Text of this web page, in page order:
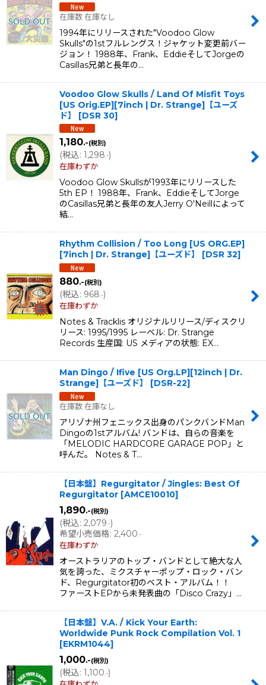
在庫数 在庫なし
1994年にリリースされた"Voodoo Glow
Skulls"の1stフルレングス！ジャケット変更前バー
ジョン！ 1988年、Frank、EddieそしてJorgeの
Casillas兄弟と長年の…
Voodoo Glow Skulls / Land Of Misfit Toys
[US Orig.EP][7inch | Dr. Strange]【ユーズ
ド】
[DSR 30]
1,180.-(税別)
(税込: 1,298.-)
在庫わずか
Voodoo Glow Skullsが1993年にリリースした
5th EP！ 1988年、Frank、EddieそしてJorge
のCasillas兄弟と長年の友人Jerry O'Neillによって
結…
Rhythm Collision / Too Long [US ORG.EP]
[7inch | Dr. Strange]【ユーズド】
[DSR 32]
880.-(税別)
(税込: 968.-)
在庫わずか
Notes & Tracklis オリジナルリリース/ディスクリ
リース: 1995/1995 レーベル: Dr. Strange
Records 生産国: US メディアの状態: EX…
Man Dingo / Ifive [US Org.LP][12inch | Dr.
Strange]【ユーズド】
[DSR-22]
在庫数 在庫なし
アリゾナ州フェニックス出身のパンクバンドMan
Dingoの1stアルバム! バンドは、自らの音楽を
「MELODIC HARDCORE GARAGE POP」と
呼んだ。 Notes & T…
【日本盤】Regurgitator / Jingles: Best Of
Regurgitator [AMCE10010]
1,890.-(税別)
(税込: 2,079.-)
希望小売価格: 2,400.-
在庫わずか
オーストラリアのトップ・バンドとして絶大な人
気を誇った、ミクスチャーポップ・ロック・バン
ド、Regurgitator初のベスト・アルバム！！
ファーストEPから未発表曲の「Disco Crazy」…
【日本盤】V.A. / Kick Your Earth:
Worldwide Punk Rock Compilation Vol. 1
[EKRM1044]
1,000.-(税別)
(税込: 1,100.-)